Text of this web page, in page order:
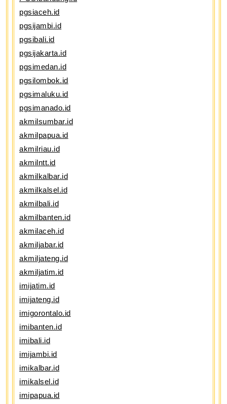
pgsiaceh.id
pgsijambi.id
pgsibali.id
pgsijakarta.id
pgsimedan.id
pgsilombok.id
pgsimaluku.id
pgsimanado.id
akmilsumbar.id
akmilpapua.id
akmilriau.id
akmilntt.id
akmilkalbar.id
akmilkalsel.id
akmilbali.id
akmilbanten.id
akmilaceh.id
akmiljabar.id
akmiljateng.id
akmiljatim.id
imijatim.id
imijateng.id
imigorontalo.id
imibanten.id
imibali.id
imijambi.id
imikalbar.id
imikalsel.id
imipapua.id